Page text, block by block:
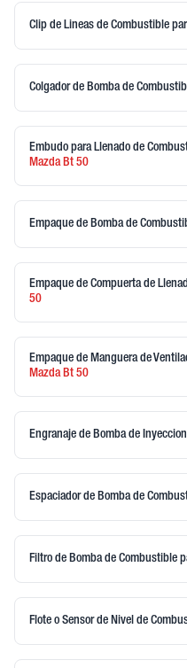
Clip de Lineas de Combustible
Colgador de Bomba de
Embudo para Llenado de
MazdaBt 50
Empaque de Bomba de
Empaque de Compuerta de
50
Empaque de Manguera de
MazdaBt 50
Engranaje de Bomba de Inyeccion
Espaciador de Bomba de
Filtro de Bomba de Combustible
Flote o Sensor de Nivel de